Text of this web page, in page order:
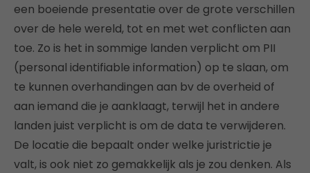
een boeiende presentatie over de grote verschillen
over de hele wereld, tot en met wet conflicten aan
toe. Zo is het in sommige landen verplicht om PII
(personal identifiable information) op te slaan, om
te kunnen overhandingen aan bv de overheid of
aan iemand die je aanklaagt, terwijl het in andere
landen juist verplicht is om de data te verwijderen.
De locatie die bepaalt onder welke juristrictie je
valt, is ook niet zo gemakkelijk als je zou denken. Als